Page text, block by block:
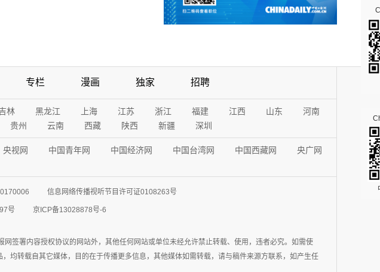
专栏 漫画 独家 招聘
林 黑龙江 上海 江苏 浙江 福建 江西 山东
河南
贵州 云南 西藏 陕西 新疆 深圳
央视网 中国青年网 中国经济网 中国台湾网 中国西藏网
央广网
信息网络传播视听节目许可证0108263号
号 京ICP备13028878号-6
签署内容授权协议的网站外，其他任何网站或单位未经允许禁止转载、使用，违者必究。如需使
均转载自其它媒体，目的在于传播更多信息，其他媒体如需转载，请与稿件来源方联系，如产生任